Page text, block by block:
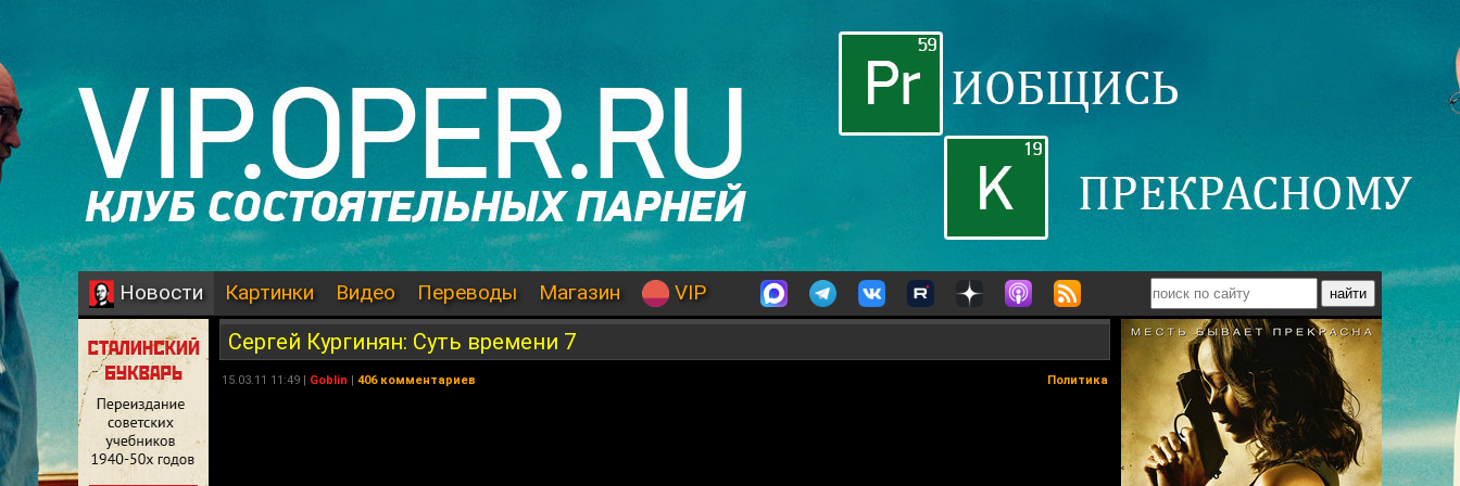
Новости Картинки Видео Переводы Магазин VIP
Сергей Кургинян: Суть времени 7
15.03.11 11:49 | Goblin | 406 комментариев Политика